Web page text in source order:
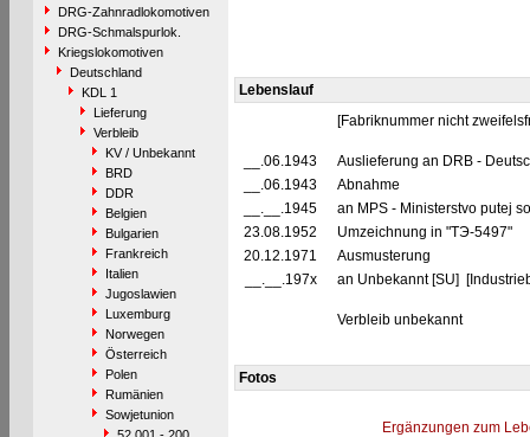
DRG-Zahnradlokomotiven
DRG-Schmalspurlok.
Kriegslokomotiven
Deutschland
KDL 1
Lieferung
Verbleib
KV / Unbekannt
BRD
DDR
Belgien
Bulgarien
Frankreich
Italien
Jugoslawien
Luxemburg
Norwegen
Österreich
Polen
Rumänien
Sowjetunion
Lebenslauf
[Fabriknummer nicht
__.06.1943
Auslieferung an DRB -
__.06.1943
Abnahme
__.__.1945
an MPS - Ministerstvo putej
23.08.1952
Umzeichnung in "TЭ-5497"
20.12.1971
Ausmusterung
__.__.197x
an Unbekannt [SU]
Verbleib unbekannt
Fotos
Ergänzungen zum